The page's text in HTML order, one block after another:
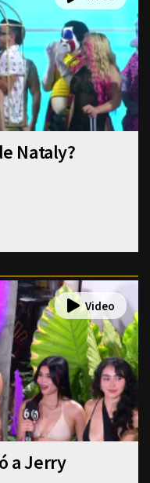
Nataly?
a Jerry